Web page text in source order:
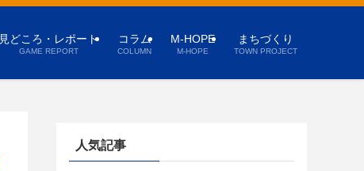
見どころ・レポート
GAME REPORT
コラム
COLUMN
M-HOPE
M-HOPE
まちづくり
TOWN PROJECT
人気記事